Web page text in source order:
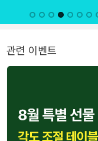
관련 이벤트